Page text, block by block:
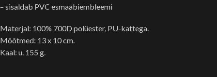
– sisaldab PVC esmaabiembleemi
Materjal: 100% 700D polüester, PU-kattega.
Mõõtmed: 13 x 10 cm.
Kaal: u. 155 g.